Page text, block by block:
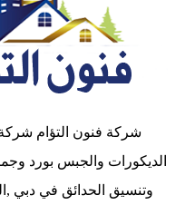
شركة فنون التؤام
الديكورات والجبس بورد
وتنسيق الحدائق في دبي